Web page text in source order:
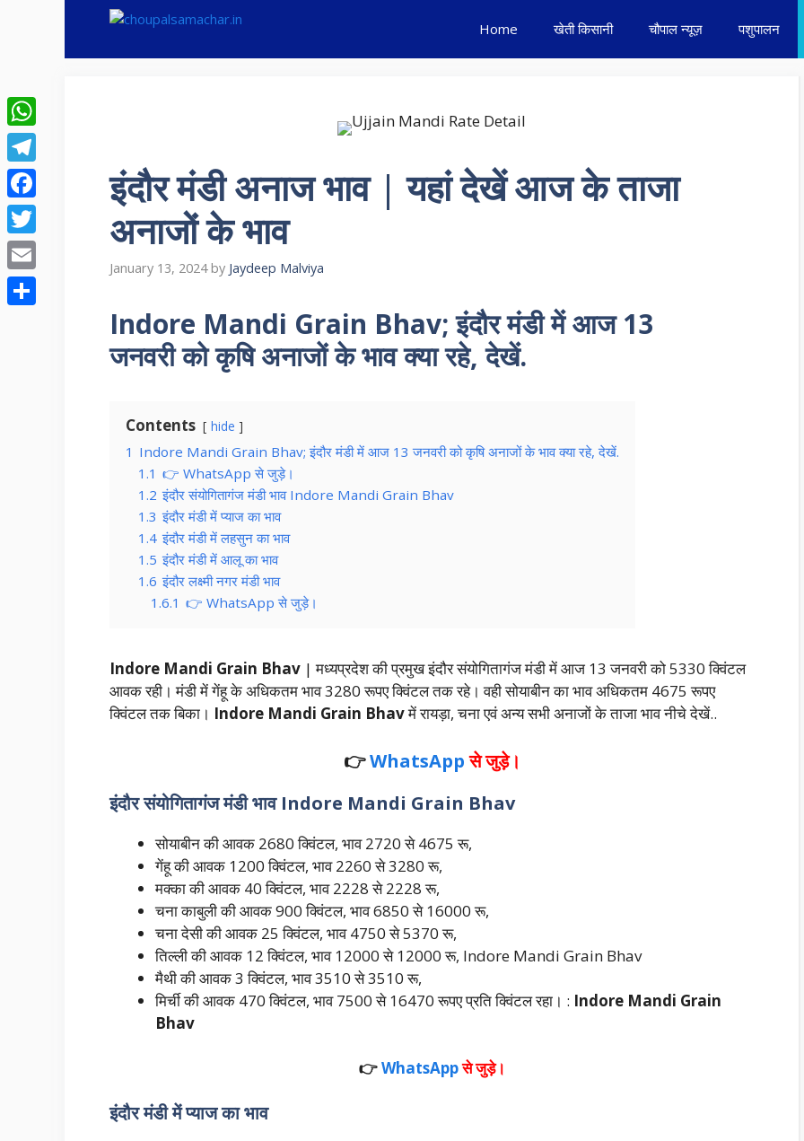
Home खेती किसानी चौपाल न्यूज़ पशुपालन
इंदौर मंडी अनाज भाव | यहां देखें आज के ताजा
अनाजों के भाव
January 13, 2024 by Jaydeep Malviya
Indore Mandi Grain Bhav;इंदौर मंडी में आज 13
जनवरीको कृषि अनाजों के भाव क्या रहे, देखें.
Contents hide
1 Indore Mandi Grain Bhav; इंदौर मंडी में आज 13 जनवरी को कृषि अनाजों के भाव क्या रहे, देखें.
1.1 👉 WhatsApp से जुड़े।
1.2 इंदौर संयोगितागंज मंडी भाव Indore Mandi Grain Bhav
1.3 इंदौर मंडी में प्याज का भाव
1.4 इंदौर मंडी में लहसुन का भाव
1.5 इंदौर मंडी में आलू का भाव
1.6 इंदौर लक्ष्मी नगर मंडी भाव
1.6.1 👉 WhatsApp से जुड़े।
Indore Mandi Grain Bhav | मध्यप्रदेश की प्रमुख इंदौर संयोगितागंज मंडी में आज 13 जनवरी को 5330 क्विंटल
आवक रही। मंडी में गेंहू के अधिकतम भाव 3280 रूपए क्विंटल तक रहे। वही सोयाबीन का भाव अधिकतम 4675 रूपए
क्विंटल तक बिका। Indore Mandi Grain Bhavमें रायड़ा, चना एवं अन्य सभी अनाजों के ताजा भाव नीचे देखें..
👉WhatsApp से जुड़े।
इंदौर संयोगितागंज मंडी भाव Indore Mandi Grain Bhav
सोयाबीन की आवक 2680 क्विंटल, भाव 2720 से 4675 रू,
गेंहू की आवक 1200 क्विंटल, भाव 2260 से 3280 रू,
मक्का की आवक 40 क्विंटल, भाव 2228 से 2228 रू,
चना काबुली की आवक 900 क्विंटल, भाव 6850 से 16000 रू,
चना देसी की आवक 25 क्विंटल, भाव 4750 से 5370 रू,
तिल्ली की आवक 12 क्विंटल, भाव 12000 से 12000 रू, Indore Mandi Grain Bhav
मैथी की आवक 3 क्विंटल, भाव 3510 से 3510 रू,
मिर्ची की आवक 470 क्विंटल, भाव 7500 से 16470 रूपए प्रति क्विंटल रहा। : Indore Mandi Grain
Bhav
👉WhatsAppसे जुड़े।
इंदौर मंडी में प्याज का भाव
WhatsApp
Telegram
Facebook
Twitter
Email